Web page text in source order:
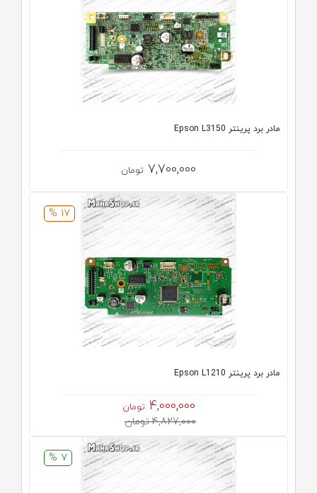
مادر برد پرینتر Epson L3150
7,700,000 تومان
17 %
مادر برد پرینتر Epson L1210
4,000,000 تومان
4,827,000 تومان
7 %